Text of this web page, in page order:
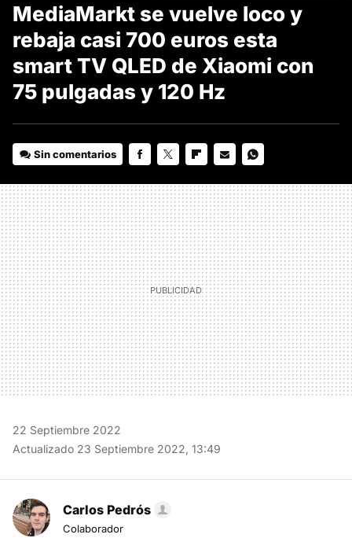
MediaMarkt se vuelve loco y
rebaja casi 700 euros esta
smart TV QLED de Xiaomi con
75 pulgadas y 120 Hz
Sin comentarios
MAIL
22 Septiembre 2022
Actualizado 23 Septiembre 2022, 13:49
Carlos Pedrós
Colaborador